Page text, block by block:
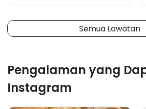
Semua Lawatan
Pengalaman yang
Instagram